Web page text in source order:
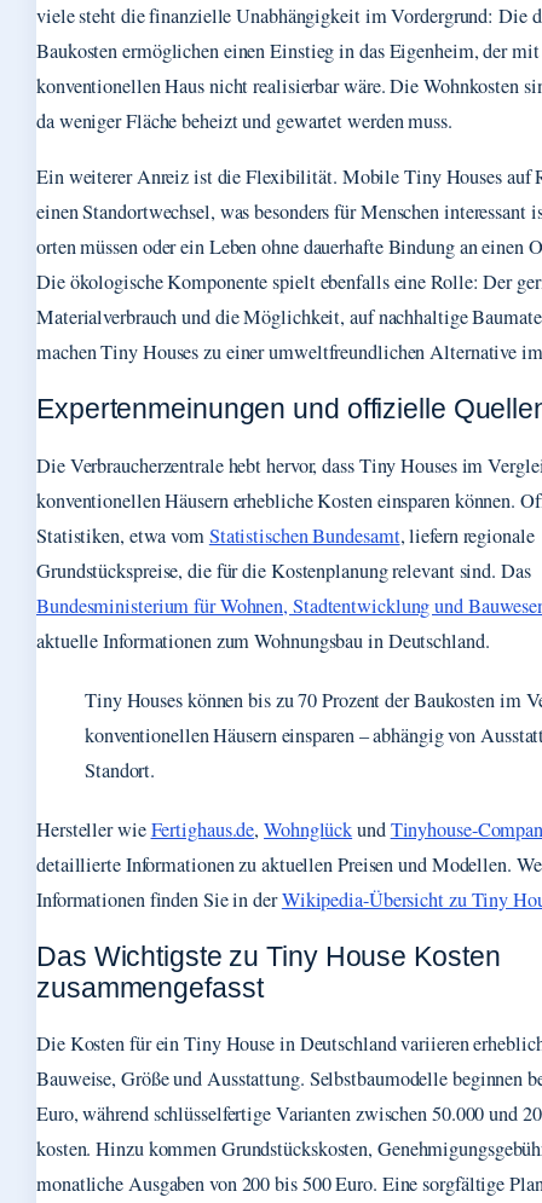
viele steht die finanzielle Unabhängigkeit im Vordergrund: Die
Baukosten ermöglichen einen Einstieg in das Eigenheim, der
konventionellen Haus nicht realisierbar wäre. Die Wohnkosten
da weniger Fläche beheizt und gewartet werden muss.
Ein weiterer Anreiz ist die Flexibilität. Mobile Tiny Houses auf
einen Standortwechsel, was besonders für Menschen interessant
orten müssen oder ein Leben ohne dauerhafte Bindung an einen
Die ökologische Komponente spielt ebenfalls eine Rolle: Der
Materialverbrauch und die Möglichkeit, auf nachhaltige
machen Tiny Houses zu einer umweltfreundlichen Alternative
Expertenmeinungen und offizielle
Die Verbraucherzentrale hebt hervor, dass Tiny Houses im
konventionellen Häusern erhebliche Kosten einsparen können.
Statistiken, etwa vomStatistischen Bundesamt, liefern regionale
Grundstückspreise, die für die Kostenplanung relevant sind. Das
Bundesministerium für Wohnen, Stadtentwicklung und
aktuelle Informationen zum Wohnungsbau in Deutschland.
Tiny Houses können bis zu 70 Prozent der Baukosten im
konventionellen Häusern einsparen – abhängig von
Standort.
Hersteller wieFertighaus.de,WohnglückundTinyhouse-
detaillierte Informationen zu aktuellen Preisen und Modellen.
Informationen finden Sie in derWikipedia-Übersicht zu Tiny
Das Wichtigste zu Tiny House Kosten
zusammengefasst
Die Kosten für ein Tiny House in Deutschland variieren
Bauweise, Größe und Ausstattung. Selbstbaumodelle beginnen
Euro, während schlüsselfertige Varianten zwischen 50.000 und
kosten. Hinzu kommen Grundstückskosten,
monatliche Ausgaben von 200 bis 500 Euro. Eine sorgfältige